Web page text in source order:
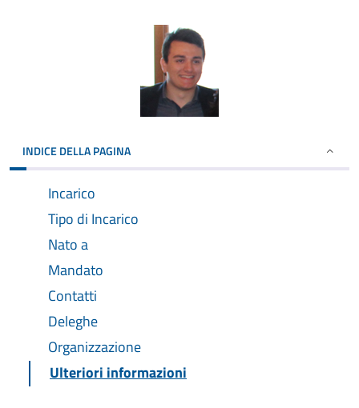
INDICE DELLA PAGINA
Incarico
Tipo di Incarico
Nato a
Mandato
Contatti
Deleghe
Organizzazione
Ulteriori informazioni